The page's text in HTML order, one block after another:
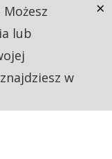
lub
w
×